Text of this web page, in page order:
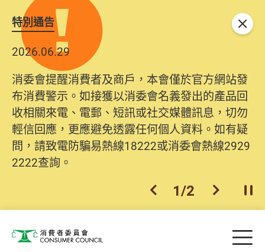
特別通告
2026.06.29
消委會提醒消費者及商戶，本會僅於官方網站發
布消費警示。如接獲以消委會名義發出的產品回
收相關來電、電郵、短訊或社交媒體訊息，切勿
輕信回應，更應避免透露任何個人資料。如有疑
問，請致電防騙易熱線18222或消委會熱線2929
2222查詢。
上一個
1/2 下一個開
關閉
消費者委員會 目